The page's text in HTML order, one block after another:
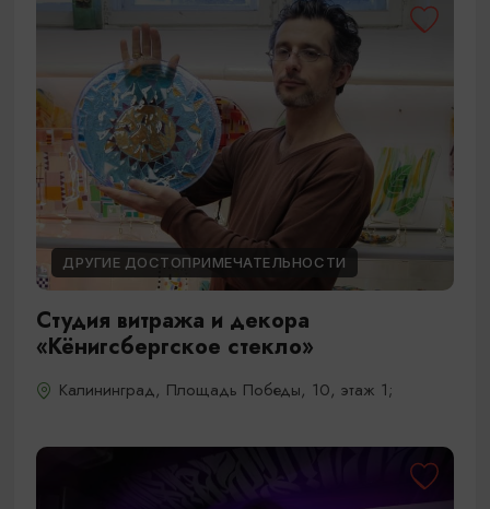
ДРУГИЕ ДОСТОПРИМЕЧАТЕЛЬНОСТИ
Студия витража и декора
«Кёнигсбергское стекло»
Калининград, Площадь Победы, 10, этаж 1;